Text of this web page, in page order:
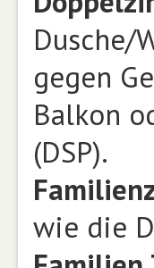
Dusche/
gegen
Balkon
(DSP).
wie die